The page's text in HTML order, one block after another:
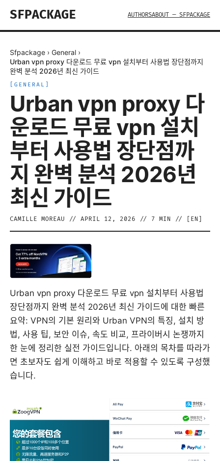
SFPACKAGE AUTHORSABOUT — SFPACKAGE
Sfpackage › General ›
Urban vpn proxy 다운로드 무료 vpn 설치부터 사용법 장단점까지
완벽 분석 2026년 최신 가이드
GENERAL
Urban vpn proxy 다
운로드 무료 vpn 설치
부터 사용법 장단점까
지 완벽 분석 2026년
최신 가이드
CAMILLE MOREAU // APRIL 12, 2026 // 7 MIN // [ EN
Urban vpn proxy 다운로드 무료 vpn 설치부터 사용법
장단점까지 완벽 분석 2026년 최신 가이드에 대한 빠른
요약: VPN의 기본 원리와 Urban VPN의 특징, 설치 방
법, 사용 팁, 보안 이슈, 속도 비교, 프라이버시 논쟁까지
한 눈에 정리한 실전 가이드입니다. 아래의 목차를 따라가
면 초보자도 쉽게 이해하고 바로 적용할 수 있도록 구성했
습니다.